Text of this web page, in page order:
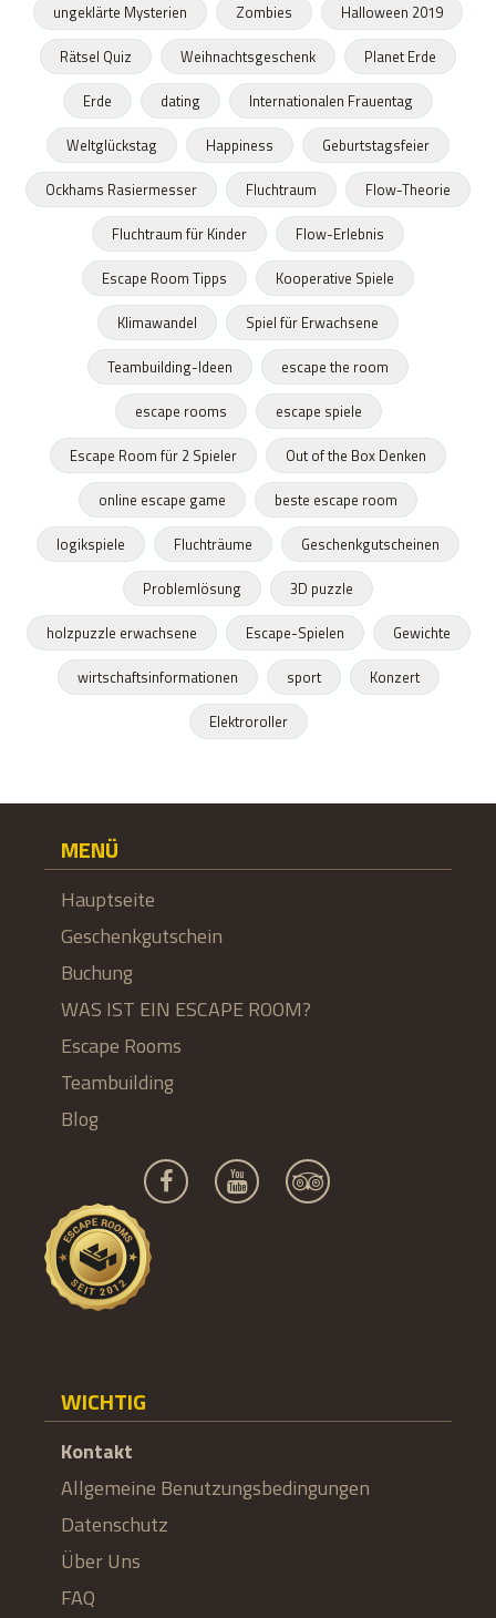
ungeklärte Mysterien
Zombies
Halloween 2019
Rätsel Quiz
Weihnachtsgeschenk
Planet Erde
Erde
dating
Internationalen Frauentag
Weltglückstag
Happiness
Geburtstagsfeier
Ockhams Rasiermesser
Fluchtraum
Flow-Theorie
Fluchtraum für Kinder
Flow-Erlebnis
Escape Room Tipps
Kooperative Spiele
Klimawandel
Spiel für Erwachsene
Teambuilding-Ideen
escape the room
escape rooms
escape spiele
Escape Room für 2 Spieler
Out of the Box Denken
online escape game
beste escape room
logikspiele
Fluchträume
Geschenkgutscheinen
Problemlösung
3D puzzle
holzpuzzle erwachsene
Escape-Spielen
Gewichte
wirtschaftsinformationen
sport
Konzert
Elektroroller
MENÜ
Hauptseite
Geschenkgutschein
Buchung
WAS IST EIN ESCAPE ROOM?
Escape Rooms
Teambuilding
Blog
WICHTIG
Kontakt
Allgemeine Benutzungsbedingungen
Datenschutz
Über Uns
FAQ